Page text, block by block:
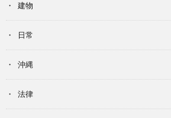
建物
日常
沖縄
法律